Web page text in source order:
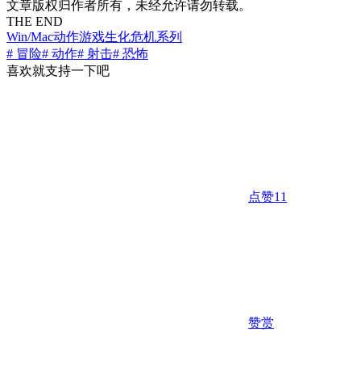
文章版权归作者所有，未经允许请勿转载。
THE END
Win/Mac动作游戏生化危机系列
# 冒险# 动作# 射击# 恐怖
喜欢就支持一下吧
点赞11
赞赏